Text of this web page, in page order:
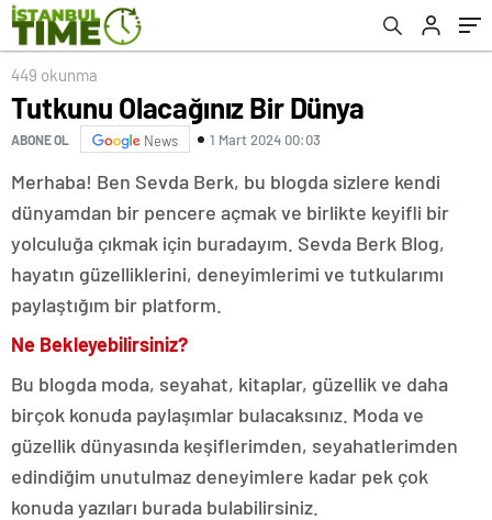
449 okunma
Tutkunu Olacağınız Bir Dünya
ABONE OL News 1 Mart 2024 00:03
Merhaba! Ben Sevda Berk, bu blogda sizlere kendi
dünyamdan bir pencere açmak ve birlikte keyifli bir
yolculuğa çıkmak için buradayım. Sevda Berk Blog,
hayatın güzelliklerini, deneyimlerimi ve tutkularımı
paylaştığım bir platform.
Ne Bekleyebilirsiniz?
Bu blogda moda, seyahat, kitaplar, güzellik ve daha
birçok konuda paylaşımlar bulacaksınız. Moda ve
güzellik dünyasında keşiflerimden, seyahatlerimden
edindiğim unutulmaz deneyimlere kadar pek çok
konuda yazıları burada bulabilirsiniz.